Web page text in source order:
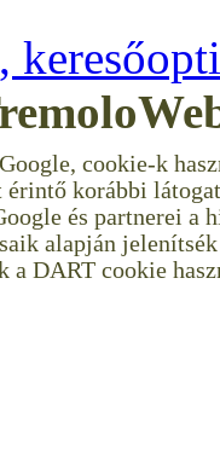
cookie-k
korábbi
és partnerei a
alapján
a DART cookie